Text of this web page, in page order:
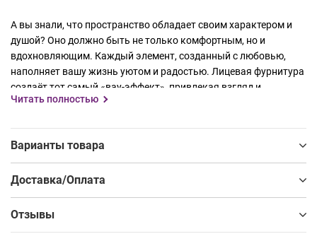
А вы знали, что пространство обладает своим характером и
душой? Оно должно быть не только комфортным, но и
вдохновляющим. Каждый элемент, созданный с любовью,
наполняет вашу жизнь уютом и радостью. Лицевая фурнитура
создаёт тот самый «вау-эффект», привлекая взгляд и
подчёркивая эстетику мебели.
Ручки AQ CAPELLA представлены в цветах: чёрный и
брашированная сталь. Завитки и утончённая форма ручек
Читать полностью
Варианты товара
Доставка/Оплата
Отзывы